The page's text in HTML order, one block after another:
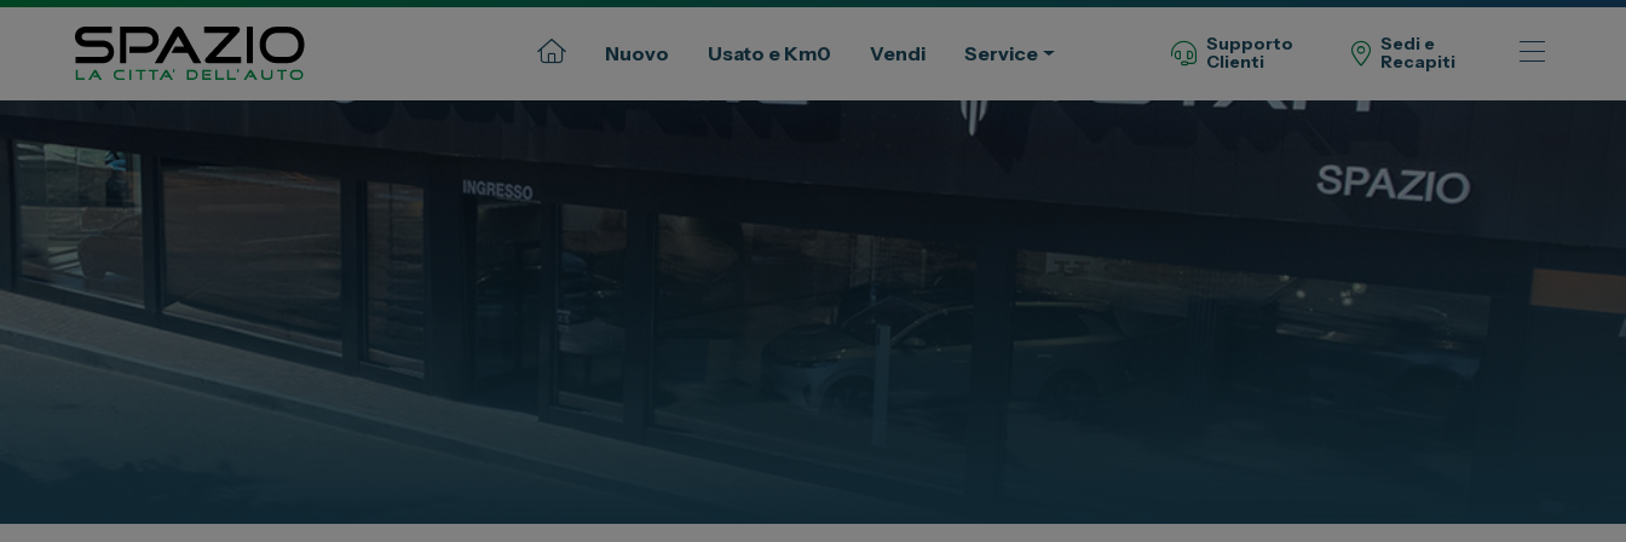
Nuovo Usato e Km0 Vendi Service
Supporto
Clienti
Sedi e
Recapiti
Automobili
Abarth
Lancia
Alfa Romeo
Veicoli Commerciali
Impegno per il Sociale
Comunità Energetica
Sedi e Recapiti
Telefono Vendita
Telefono Officina
011 22 51 737